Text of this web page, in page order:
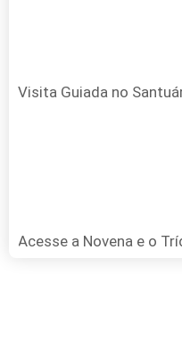
Visita Guiada no
Acesse a Novena e o